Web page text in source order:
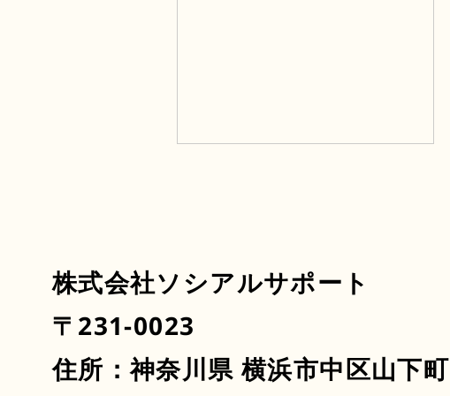
株式会社ソシアルサポート
〒231-0023
住所：神奈川県 横浜市中区山下町